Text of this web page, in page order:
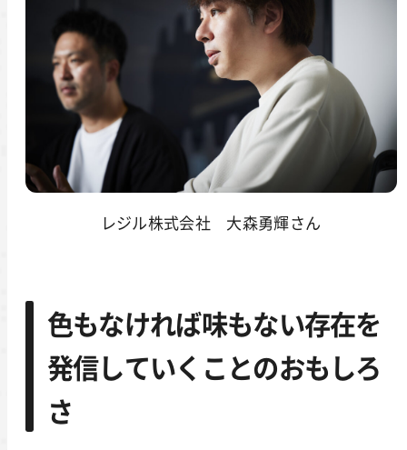
レジル株式会社 大森勇輝さん
色もなければ味もない存在を
発信していくことのおもしろ
さ